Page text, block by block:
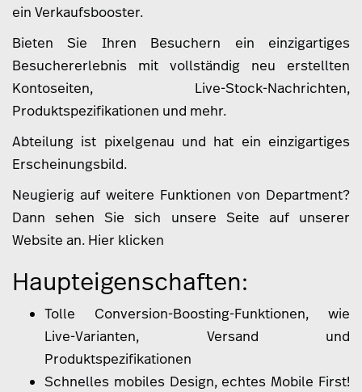
ein Verkaufsbooster.
Bieten Sie Ihren Besuchern ein einzigartiges
Besuchererlebnis mit vollständig neu erstellten
Kontoseiten, Live-Stock-Nachrichten,
Produktspezifikationen und mehr.
Abteilung ist pixelgenau und hat ein einzigartiges
Erscheinungsbild.
Neugierig auf weitere Funktionen von Department?
Dann sehen Sie sich unsere Seite auf unserer
Website an. Hier klicken
Haupteigenschaften:
Tolle Conversion-Boosting-Funktionen, wie
Live-Varianten, Versand und
Produktspezifikationen
Schnelles mobiles Design, echtes Mobile First!